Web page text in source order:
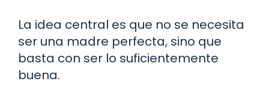
La idea central es que no se necesita
ser una madre perfecta, sino que
basta con ser lo suficientemente
buena.